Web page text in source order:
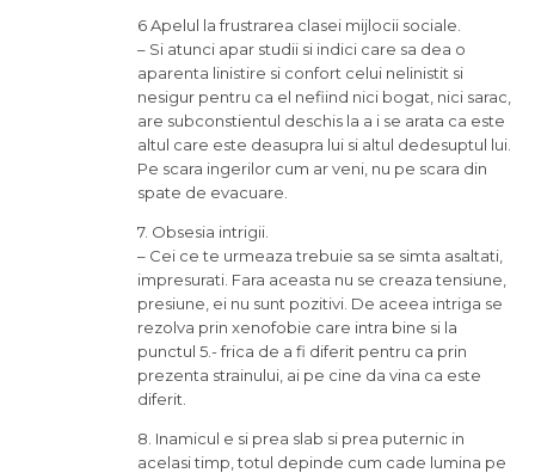
6 Apelul la frustrarea clasei mijlocii sociale.
– Si atunci apar studii si indici care sa dea o
aparenta linistire si confort celui nelinistit si
nesigur pentru ca el nefiind nici bogat, nici sarac,
are subconstientul deschis la a i se arata ca este
altul care este deasupra lui si altul dedesuptul lui.
Pe scara ingerilor cum ar veni, nu pe scara din
spate de evacuare.
7. Obsesia intrigii.
– Cei ce te urmeaza trebuie sa se simta asaltati,
impresurati. Fara aceasta nu se creaza tensiune,
presiune, ei nu sunt pozitivi. De aceea intriga se
rezolva prin xenofobie care intra bine si la
punctul 5.- frica de a fi diferit pentru ca prin
prezenta strainului, ai pe cine da vina ca este
diferit.
8. Inamicul e si prea slab si prea puternic in
acelasi timp, totul depinde cum cade lumina pe